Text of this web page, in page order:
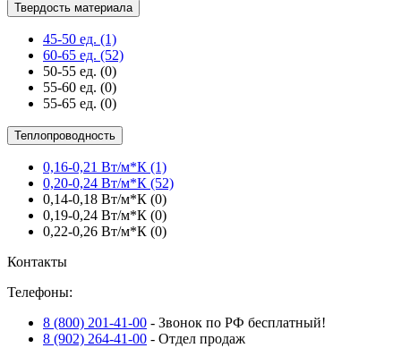
Твердость материала
45-50 ед. (1)
60-65 ед. (52)
50-55 ед. (0)
55-60 ед. (0)
55-65 ед. (0)
Теплопроводность
0,16-0,21 Вт/м*К (1)
0,20-0,24 Вт/м*К (52)
0,14-0,18 Вт/м*К (0)
0,19-0,24 Вт/м*К (0)
0,22-0,26 Вт/м*К (0)
Контакты
Телефоны:
8 (800) 201-41-00 - Звонок по РФ бесплатный!
8 (902) 264-41-00 - Отдел продаж